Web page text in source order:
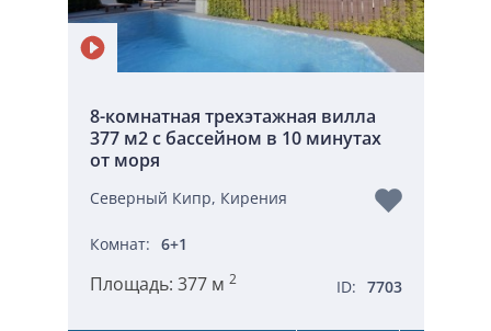
8-комнатная трехэтажная вилла
377 м2 с бассейном в 10 минутах
от моря
Северный Кипр, Кирения
Комнат: 6+1
Площадь: 377 м 2 ID: 7703